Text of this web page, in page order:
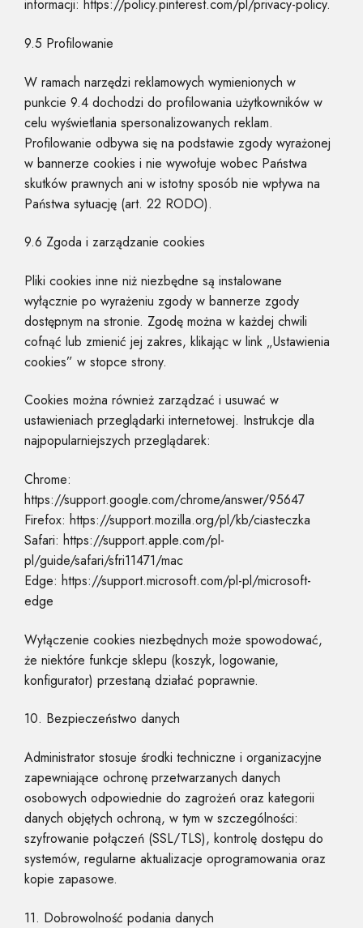
informacji: https://policy.pinterest.com/pl/privacy-policy.
9.5 Profilowanie
W ramach narzędzi reklamowych wymienionych w
punkcie 9.4 dochodzi do profilowania użytkowników w
celu wyświetlania spersonalizowanych reklam.
Profilowanie odbywa się na podstawie zgody wyrażonej
w bannerze cookies i nie wywołuje wobec Państwa
skutków prawnych ani w istotny sposób nie wpływa na
Państwa sytuację (art. 22 RODO).
9.6 Zgoda i zarządzanie cookies
Pliki cookies inne niż niezbędne są instalowane
wyłącznie po wyrażeniu zgody w bannerze zgody
dostępnym na stronie. Zgodę można w każdej chwili
cofnąć lub zmienić jej zakres, klikając w link „Ustawienia
cookies” w stopce strony.
Cookies można również zarządzać i usuwać w
ustawieniach przeglądarki internetowej. Instrukcje dla
najpopularniejszych przeglądarek:
Chrome:
https://support.google.com/chrome/answer/95647
Firefox: https://support.mozilla.org/pl/kb/ciasteczka
Safari: https://support.apple.com/pl-
pl/guide/safari/sfri11471/mac
Edge: https://support.microsoft.com/pl-pl/microsoft-
edge
Wyłączenie cookies niezbędnych może spowodować,
że niektóre funkcje sklepu (koszyk, logowanie,
konfigurator) przestaną działać poprawnie.
10. Bezpieczeństwo danych
Administrator stosuje środki techniczne i organizacyjne
zapewniające ochronę przetwarzanych danych
osobowych odpowiednie do zagrożeń oraz kategorii
danych objętych ochroną, w tym w szczególności:
szyfrowanie połączeń (SSL/TLS), kontrolę dostępu do
systemów, regularne aktualizacje oprogramowania oraz
kopie zapasowe.
11. Dobrowolność podania danych